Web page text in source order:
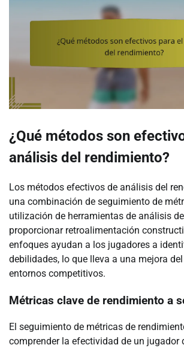
¿Qué métodos son
análisis del rendimiento?
Los métodos efectivos de análisis del
una combinación de seguimiento de
utilización de herramientas de análisis
proporcionar retroalimentación
enfoques ayudan a los jugadores a
debilidades, lo que lleva a una mejora
entornos competitivos.
Métricas clave de rendimiento a
El seguimiento de métricas de
comprender la efectividad de un jugador